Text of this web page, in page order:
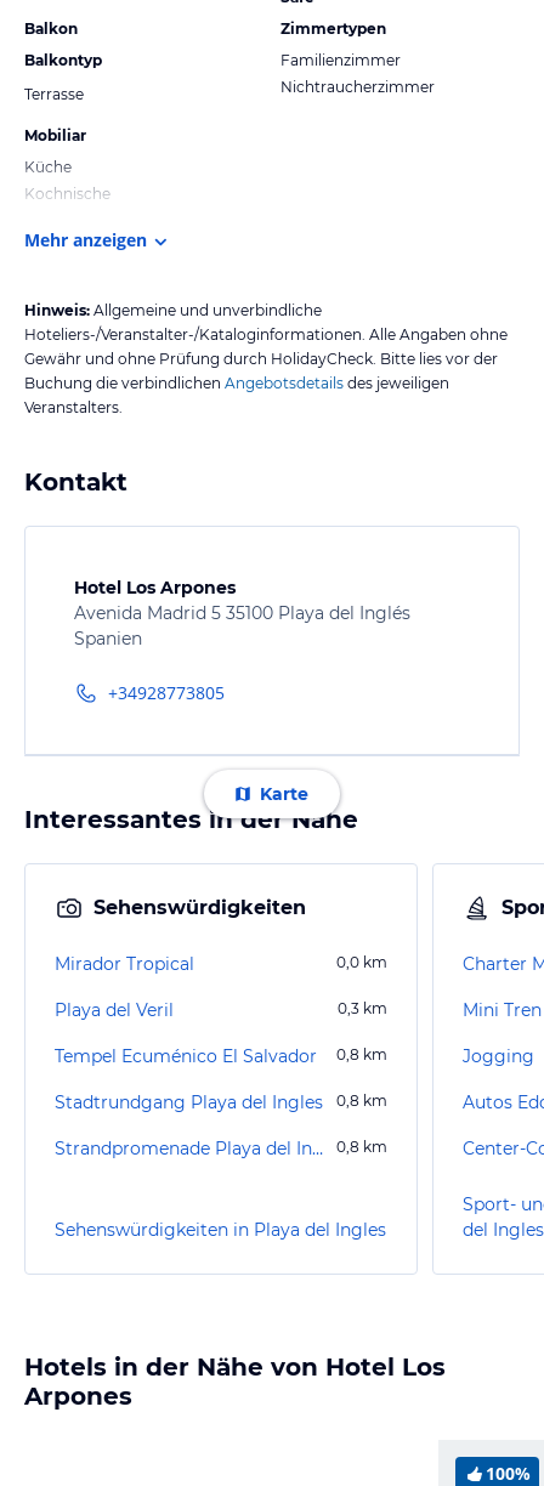
Balkon
Balkontyp
Terrasse
Mobiliar
Küche
Kochnische
Zimmertypen
Familienzimmer
Nichtraucherzimmer
Mehr anzeigen
Hinweis: Allgemeine und unverbindliche
Hoteliers-/Veranstalter-/Kataloginformationen. Alle Angaben ohne
Gewähr und ohne Prüfung durch HolidayCheck. Bitte lies vor der
Buchung die verbindlichen Angebotsdetails des jeweiligen
Veranstalters.
Kontakt
Hotel Los Arpones
Avenida Madrid 5 35100 Playa del Inglés
Spanien
+34928773805
Karte
Interessantes in der Nähe
Sehenswürdigkeiten
Mirador Tropical 0,0 km
Playa del Veril 0,3 km
Tempel Ecuménico El Salvador 0,8 km
Stadtrundgang Playa del Ingles 0,8 km
Strandpromenade Playa del Inglés 0,8 km
Sehenswürdigkeiten in Playa del Ingles
Charter
Mini Tren
Jogging
Autos
Sport-
del Ingles
Hotels in der Nähe von Hotel Los
Arpones
100%